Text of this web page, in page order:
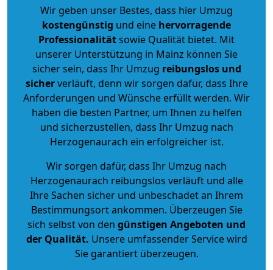
Wir geben unser Bestes, dass hier Umzug
kostengünstig und eine hervorragende
Professionalitätsowie Qualität bietet. Mit
unserer Unterstützung in Mainz können Sie
sicher sein, dass Ihr Umzug reibungslos und
sicherverläuft, denn wir sorgen dafür, dass Ihre
Anforderungen und Wünsche erfüllt werden. Wir
haben die besten Partner, um Ihnen zu helfen
und sicherzustellen, dass Ihr Umzug nach
Herzogenaurach ein erfolgreicher ist.
Wir sorgen dafür, dass Ihr Umzug nach
Herzogenaurach reibungslos verläuft und alle
Ihre Sachen sicher und unbeschadet an Ihrem
Bestimmungsort ankommen. Überzeugen Sie
sich selbst von den günstigen Angeboten und
der Qualität. Unsere umfassender Service wird
Sie garantiert überzeugen.